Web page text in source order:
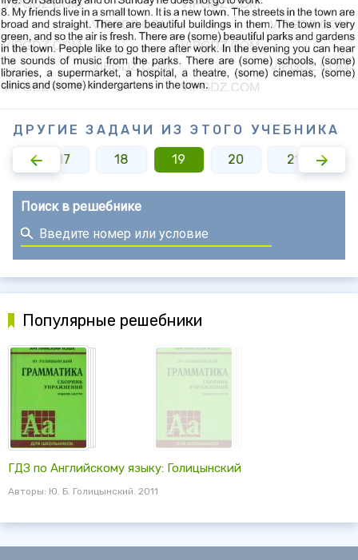
ДРУГИЕ ЗАДАЧИ ИЗ ЭТОГО УЧЕБНИКА
17 18 19 20 21
Поиск в решебнике
Популярные решебники
ГДЗ по Английскому языку: Голицынский
Авторы: Ю. Б. Голицынский. 2011